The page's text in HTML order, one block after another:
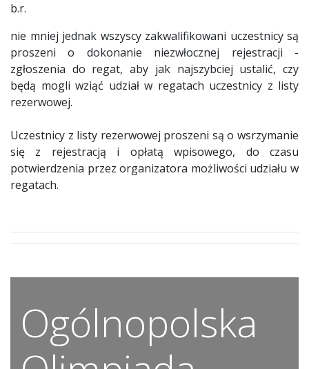
b.r.
nie mniej jednak wszyscy zakwalifikowani uczestnicy są
proszeni o dokonanie niezwłocznej rejestracji -
zgłoszenia do regat, aby jak najszybciej ustalić, czy
będą mogli wziąć udział w regatach uczestnicy z listy
rezerwowej.
Uczestnicy z listy rezerwowej proszeni są o wsrzymanie
się z rejestracją i opłatą wpisowego, do czasu
potwierdzenia przez organizatora możliwości udziału w
regatach.
Ogólnopolska